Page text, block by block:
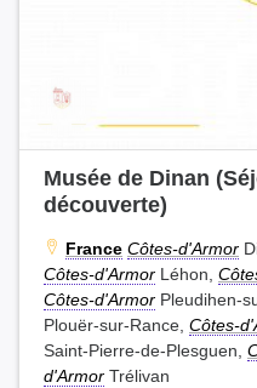
Musée de Dinan
découverte)
France Côtes-d'Armor
Côtes-d'Armor Léhon,
Côtes-d'Armor Pleudihen-
Plouër-sur-Rance, Côtes-
Saint-Pierre-de-Plesguen,
d'Armor Trélivan